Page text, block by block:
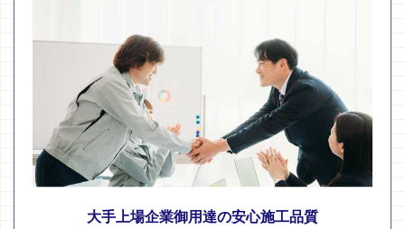
大手上場企業御用達の安心施工品質